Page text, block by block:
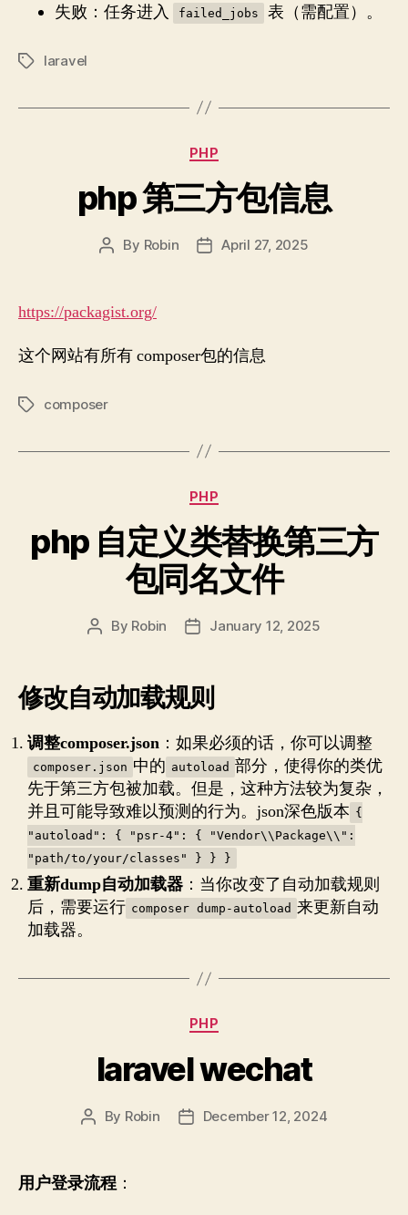
失败：任务进入
failed_jobs 表（需配置）。
Tagslaravel
Categories
PHP
php 第三方包信息
Post
By Robin
PostApril 27, 2025
https://packagist.org/
这个网站有所有 composer包的信息
Tagscomposer
Categories
PHP
php 自定义类替换第三方
包同名文件
Post
By Robin
PostJanuary 12, 2025
修改自动加载规则
调整composer.json ：如果必须的话，你可以调整
composer.json 中的 autoload 部分，使得你的类优
先于第三方包被加载。但是，这种方法较为复杂，
并且可能导致难以预测的行为。json深色版本 {
"autoload": { "psr-4": { "Vendor\\Package\\":
"path/to/your/classes" } } }
重新dump自动加载器 ：当你改变了自动加载规则
后，需要运行 composer dump-autoload 来更新自动
加载器。
Categories
PHP
laravel wechat
Post
By Robin
PostDecember 12, 2024
用户登录流程：